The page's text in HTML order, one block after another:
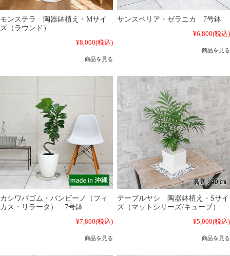
モンステラ 陶器鉢植え・Mサイ
ズ（ラウンド）
¥8,000(税込)
商品を見る
サンスベリア・ゼラニカ 7号鉢
¥6,800(税込)
商品を見る
カシワバゴム・バンビーノ（フィ
カス・リラータ） 7号鉢
¥7,800(税込)
商品を見る
テーブルヤシ 陶器鉢植え・Sサイ
ズ（マットシリーズ/キューブ）
¥5,000(税込)
商品を見る